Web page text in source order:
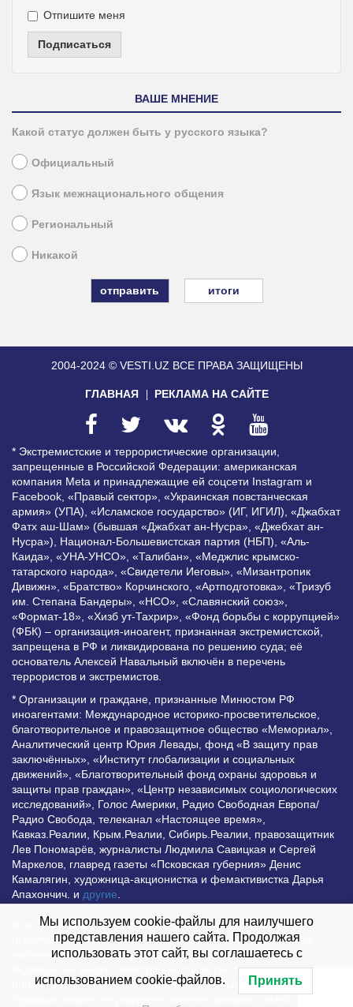
Отпишите меня
Подписаться
ВАШЕ МНЕНИЕ
Какой статус должен быть у русского языка?
Официальный
Язык межнационального общения
Региональный
Никакой
итоги
2004-2024 © VESTI.UZ ВСЕ ПРАВА ЗАЩИЩЕНЫ
ГЛАВНАЯ РЕКЛАМА НА САЙТЕ
* Экстремистские и террористические организации,
запрещенные в Российской Федерации: американская
компания Meta и принадлежащие ей соцсети Instagram и
Facebook, «Правый сектор», «Украинская повстанческая
армия» (УПА), «Исламское государство» (ИГ, ИГИЛ), «Джабхат
Фатх аш-Шам» (бывшая «Джабхат ан-Нусра», «Джебхат ан-
Нусра»), Национал-Большевистская партия (НБП), «Аль-
Каида», «УНА-УНСО», «Талибан», «Меджлис крымско-
татарского народа», «Свидетели Иеговы», «Мизантропик
Дивижн», «Братство» Корчинского, «Артподготовка», «Тризуб
им. Степана Бандеры», «НСО», «Славянский союз»,
«Формат-18», «Хизб ут-Тахрир», «Фонд борьбы с коррупцией»
(ФБК) – организация-иноагент, признанная экстремистской,
запрещена в РФ и ликвидирована по решению суда; её
основатель Алексей Навальный включён в перечень
террористов и экстремистов.
* Организации и граждане, признанные Минюстом РФ
иноагентами: Международное историко-просветительское,
благотворительное и правозащитное общество «Мемориал»,
Аналитический центр Юрия Левады, фонд «В защиту прав
заключённых», «Институт глобализации и социальных
движений», «Благотворительный фонд охраны здоровья и
защиты прав граждан», «Центр независимых социологических
исследований», Голос Америки, Радио Свободная Европа/
Радио Свобода, телеканал «Настоящее время»,
Кавказ.Реалии, Крым.Реалии, Сибирь.Реалии, правозащитник
Лев Пономарёв, журналисты Людмила Савицкая и Сергей
Маркелов, главред газеты «Псковская губерния» Денис
Камалягин, художница-акционистка и фемактивистка Дарья
Апахончич. и другие.
Все права защищены и охраняются законом. Любое
использование материалов сайта допустимо при условии
наличия активной гиперссылки на Vesti.UZ.
Редакция не несет ответственности за достоверность
информации, опубликованной в рекламных объявлениях.
Мы используем cookie-файлы для наилучшего
представления нашего сайта. Продолжая
использовать этот сайт, вы соглашаетесь с
использованием cookie-файлов. Принять